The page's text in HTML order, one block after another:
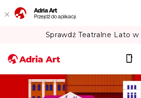
Adria Art
Przejdź do aplikacji
Sprawdź Teatralne Lato